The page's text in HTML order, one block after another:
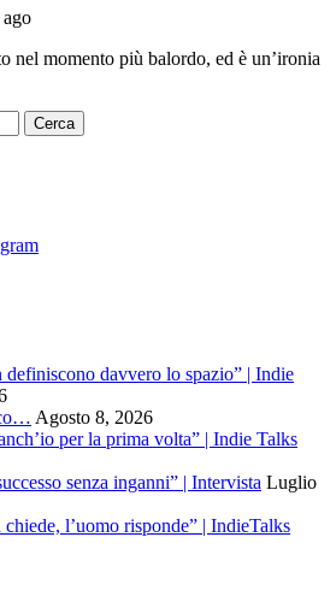
nel momento più balordo, ed è un’ironia
davvero lo spazio” | Indie
Agosto 8, 2026
per la prima volta” | Indie Talks
senza inganni” | Intervista Luglio
l’uomo risponde” | IndieTalks